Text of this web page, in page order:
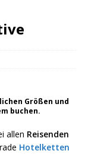
Größen und
buchen.
allen Reisenden
Hotelketten